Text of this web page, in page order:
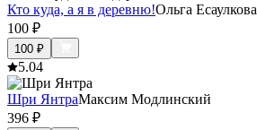
Кто куда, а я в деревню!Ольга Есаулкова
100 ₽
100 ₽
5.04
Шри ЯнтраМаксим Модлинский
396 ₽